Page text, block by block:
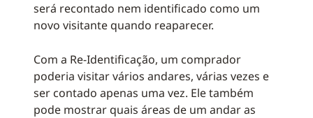
será recontado nem identificado como um
novo visitante quando reaparecer.
Com a Re-Identificação, um comprador
poderia visitar vários andares, várias vezes e
ser contado apenas uma vez. Ele também
pode mostrar quais áreas de um andar as